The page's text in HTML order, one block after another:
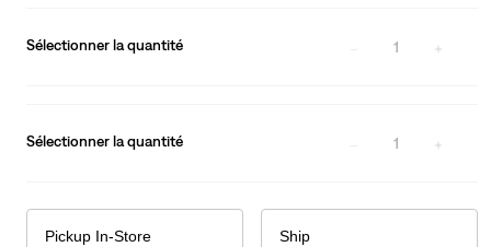
Sélectionner la quantité 1
Sélectionner la quantité 1
Pickup In-Store Ship